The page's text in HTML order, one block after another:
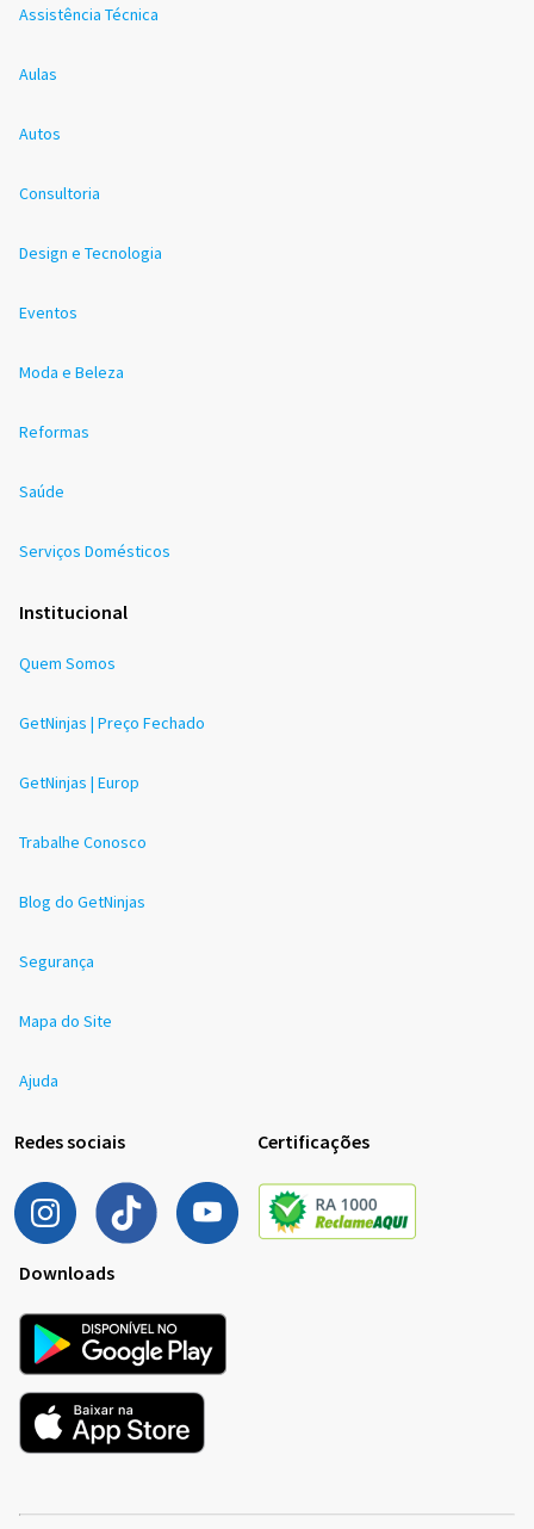
Assistência Técnica
Aulas
Autos
Consultoria
Design e Tecnologia
Eventos
Moda e Beleza
Reformas
Saúde
Serviços Domésticos
Institucional
Quem Somos
GetNinjas | Preço Fechado
GetNinjas | Europ
Trabalhe Conosco
Blog do GetNinjas
Segurança
Mapa do Site
Ajuda
Redes sociais Certificações
Downloads